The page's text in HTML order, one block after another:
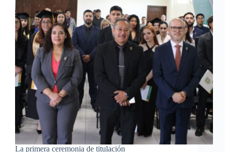
La primera ceremonia de titulación